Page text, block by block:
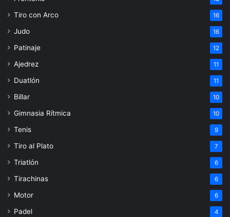
Tiro con Arco 16
Judo 16
Patinaje 12
Ajedrez 11
Duatlón 11
Billar 10
Gimnasia Rítmica 10
Tenis 9
Tiro al Plato 7
Triatlón 6
Tirachinas 6
Motor 6
Padel 4